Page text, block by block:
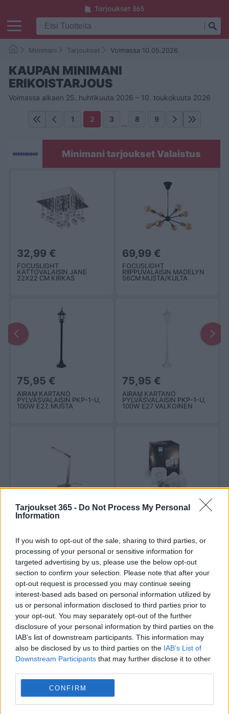
Tarjoukset 365 - Do Not Process My Personal
Information
If you wish to opt-out of the sale, sharing to third parties, or
processing of your personal or sensitive information for
targeted advertising by us, please use the below opt-out
section to confirm your selection. Please note that after your
opt-out request is processed you may continue seeing
interest-based ads based on personal information utilized by
us or personal information disclosed to third parties prior to
your opt-out. You may separately opt-out of the further
disclosure of your personal information by third parties on the
IAB’s list of downstream participants. This information may
also be disclosed by us to third parties on the IAB’s List of
Downstream Participants that may further disclose it to other
CONFIRM
Minimani Tarjoukset Voimassa 10.05.2026
KAUPAN MINIMANI
ERIKOISTARJOUS
Voimassa alkaen 25. huhtikuuta 2026 – 10. toukokuuta 2026
1 2 3 ... 8 9
Minimani tarjoukset Valaistus
32,99 €
FOCUSLIGHT
KATTOVALAISIN JANE
22X22 CM KIRKAS
69,99 €
FOCUSLIGHT
RIIPPUVALAISIN MADELYN
56CM MUSTA/KULTA
75,95 €
AIRAM KARTANO
PYLVÄSVALAISIN PKP-1-U,
100W E27, MUSTA
75,95 €
AIRAM KARTANO
PYLVÄSVALAISIN PKP-1-U,
100W E27 VALKOINEN
85,95 € 85,95 €
Jotkut tarjoukset voivat soveltaa vain online -ostoihin, kun taas toiset voivat vaihdella sijainnistasi riippuen. Jos
haluat tietää enemmän, käy heidän verkkosivustollaan tai sosiaalisen median kanavilla.
1 2 3 ... 8 9
Uusin Minimani-esite on täällä!
UusiMinimani-esite on voimassa25. huhtikuuta
2026 - 10. toukokuuta 2026 . Yli8 sivuatarjouksia,
kampanjoita ja alennuksia, joista löydät
hämmästyttäviä tapoja säästää rahaaSupermarketit
Yritys tarjoaa laajan valikoiman elintarvikkeita, vapaa-
ajan tarvikkeita, vaatteita sekä kodin tarvikkeita.